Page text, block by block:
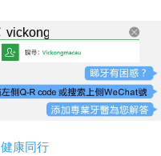
vickongmacau
康同行